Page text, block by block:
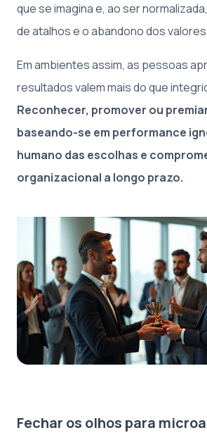
que se imagina e, ao ser
de atalhos e o abandono dos
Em ambientes assim, as pessoas
resultados valem mais do que
Reconhecer, promover ou
baseando-se em performance
humano das escolhas e
organizacional a longo prazo.
Fechar os olhos para